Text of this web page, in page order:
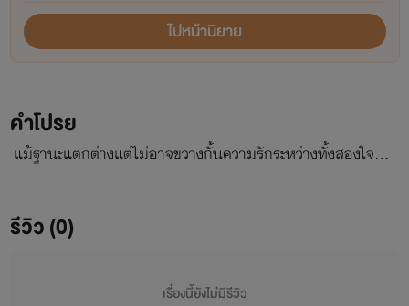
ไปหน้านิยาย
คำโปรย
แม้ฐานะแตกต่างแต่ไม่อาจขวางกั้นความรักระหว่างทั้งสองใจ…
รีวิว (0)
เรื่องนี้ยังไม่มีรีวิว